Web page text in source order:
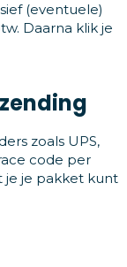
(eventuele)
Daarna klik je
zoals UPS,
code per
je je pakket kunt